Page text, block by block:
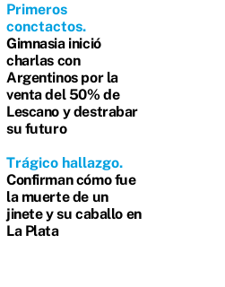
Primeros
conctactos
Gimnasia inició
charlas con
Argentinos por la
venta del 50% de
Lescano y destrabar
su futuro
Trágico hallazgo
Confirman cómo fue
la muerte de un
jinete y su caballo en
La Plata